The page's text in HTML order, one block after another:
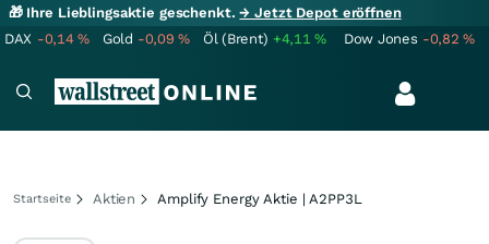
🎁 Ihre Lieblingsaktie geschenkt.→ Jetzt Depot eröffnen
DAX -0,14% Gold -0,09% Öl (Brent) +4,11% Dow Jones -0,82%
Startseite Aktien Amplify Energy Aktie | A2PP3L